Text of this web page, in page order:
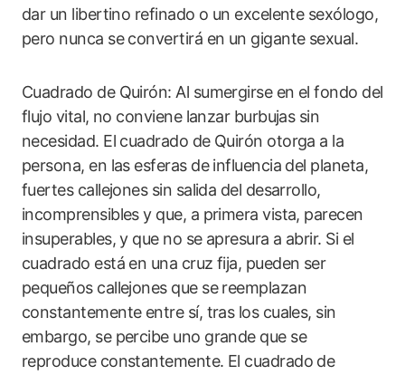
dar un libertino refinado o un excelente sexólogo,
pero nunca se convertirá en un gigante sexual.
Cuadrado de Quirón: Al sumergirse en el fondo del
flujo vital, no conviene lanzar burbujas sin
necesidad. El cuadrado de Quirón otorga a la
persona, en las esferas de influencia del planeta,
fuertes callejones sin salida del desarrollo,
incomprensibles y que, a primera vista, parecen
insuperables, y que no se apresura a abrir. Si el
cuadrado está en una cruz fija, pueden ser
pequeños callejones que se reemplazan
constantemente entre sí, tras los cuales, sin
embargo, se percibe uno grande que se
reproduce constantemente. El cuadrado de